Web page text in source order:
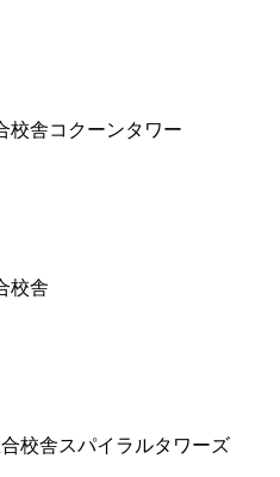
校舎コクーンタワー
校舎
校舎スパイラルタワーズ